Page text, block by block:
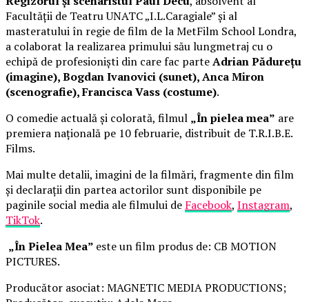
Facultății de Teatru UNATC „I.L.Caragiale” și al
masteratului în regie de film de la MetFilm School Londra,
a colaborat la realizarea primului său lungmetraj cu o
echipă de profesioniști din care fac parteAdrian Pădurețu
(imagine), Bogdan Ivanovici (sunet), Anca Miron
(scenografie), Francisca Vass (costume).
O comedie actuală și colorată, filmul „În pielea mea” are
premiera națională pe 10 februarie, distribuit de T.R.I.B.E.
Films.
Mai multe detalii, imagini de la filmări, fragmente din film
și declarații din partea actorilor sunt disponibile pe
paginile social media ale filmului de Facebook, Instagram,
TikTok.
„În Pielea Mea” este un film produs de: CB MOTION
PICTURES.
Producător asociat: MAGNETIC MEDIA PRODUCTIONS;